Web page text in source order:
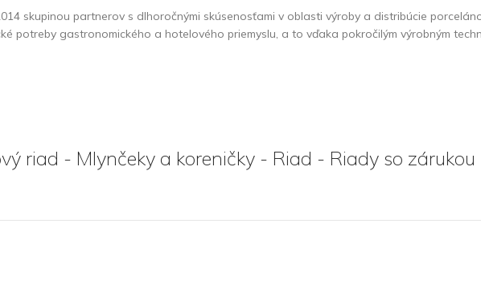
skupinou partnerov s dlhoročnými skúsenosťami v oblasti výroby a distribúcie
potreby gastronomického a hotelového priemyslu, a to vďaka pokročilým výrobným
riad - Mlynčeky a koreničky - Riad - Riady so